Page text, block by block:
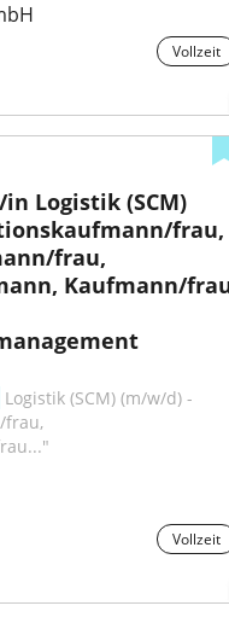
Vollzeit
/in Logistik (SCM)
frau,
frau,
Kaufmann/
Logistik (SCM) (m/w/d) -
frau,
Vollzeit